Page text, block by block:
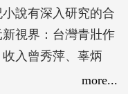
說有深入研究的合
視界：台灣青壯作
入曾秀萍、辜炳
凱麟、詹閔旭七位
more...